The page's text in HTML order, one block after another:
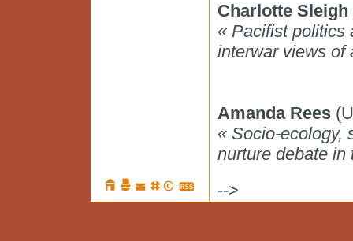
Charlotte Sleigh
« Pacifist politics
interwar views of
Amanda Rees
« Socio-ecology,
nurture debate in
-->